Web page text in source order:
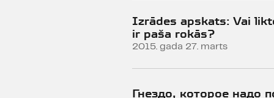
Izrādes apskats: Vai
ir paša rokās?
2015. gada 27. marts
Гнездо, которое надо